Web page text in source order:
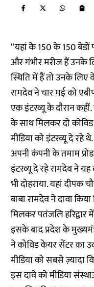
‘‘यहां के 150 के 150
और गंभीर मरीज हैं उनके
स्थिति में हैं तो उनके लिए
रामदेव ने चार मई को
एक इंटरव्यू के दौरान
के साथ मिलकर दो
मीडिया को इंटरव्यू दे रहे थे.
अपनी कंपनी के तमाम
इंटरव्यू दे रहे रामदेव ने
भी दोहराया. यहां दीपक
बाबा रामदेव ने दावा
मिलकर पतंजलि
इसके बाद प्रदेश के
ने कोविड केयर सेंटर का
मीडिया को सबसेज़्यादा
इस दावे को मीडिया